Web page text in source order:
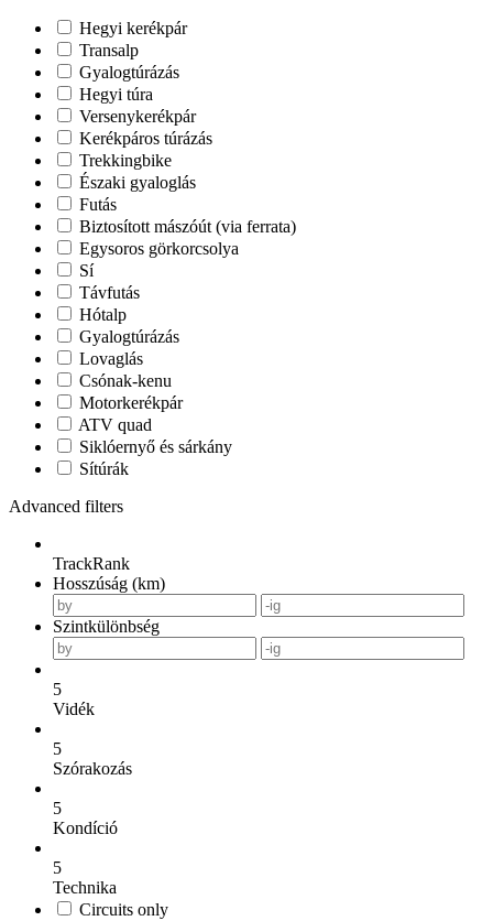
Hegyi kerékpár
Transalp
Gyalogtúrázás
Hegyi túra
Versenykerékpár
Kerékpáros túrázás
Trekkingbike
Északi gyaloglás
Futás
Biztosított mászóút (via ferrata)
Egysoros görkorcsolya
Sí
Távfutás
Hótalp
Gyalogtúrázás
Lovaglás
Csónak-kenu
Motorkerékpár
ATV quad
Siklóernyő és sárkány
Sítúrák
Advanced filters
TrackRank
Hosszúság (km)
Szintkülönbség
5
Vidék
5
Szórakozás
5
Kondíció
5
Technika
Circuits only